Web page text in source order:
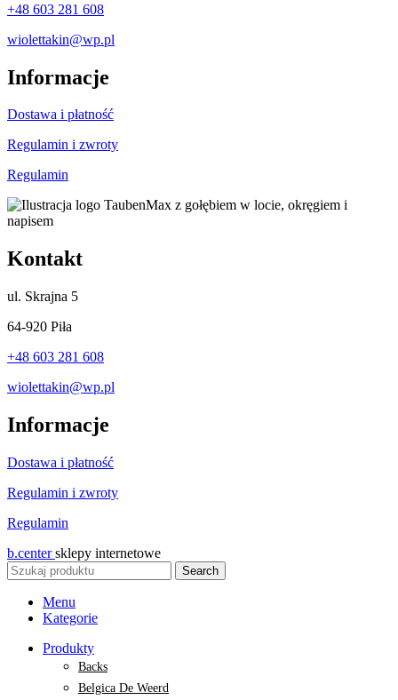
+48 603 281 608
wiolettakin@wp.pl
Informacje
Dostawa i płatność
Regulamin i zwroty
Regulamin
Kontakt
ul. Skrajna 5
64-920 Piła
+48 603 281 608
wiolettakin@wp.pl
Informacje
Dostawa i płatność
Regulamin i zwroty
Regulamin
b.centersklepy internetowe
Search
Menu
Kategorie
Produkty
Backs
Belgica De Weerd